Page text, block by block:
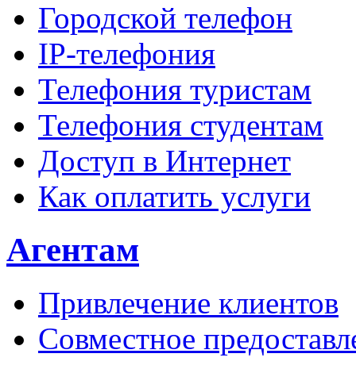
Городской телефон
IP-телефония
Телефония туристам
Телефония студентам
Доступ в Интернет
Как оплатить услуги
Агентам
Привлечение клиентов
Совместное